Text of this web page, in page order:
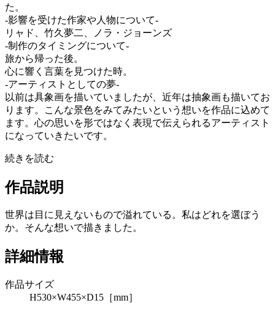
た。
-影響を受けた作家や人物について-
リャド、竹久夢二、ノラ・ジョーンズ
-制作のタイミングについて-
旅から帰った後。
心に響く言葉を見つけた時。
-アーティストとしての夢-
以前は具象画を描いていましたが、近年は抽象画も描いてお
ります。こんな景色をみてみたいという想いを作品に込めて
ます。心の思いを形ではなく表現で伝えられるアーティスト
になっていきたいです。
続きを読む
作品説明
世界は目に見えないもので溢れている。私はどれを選ぼう
か。そんな想いで描きました。
詳細情報
作品サイズ
H530×W455×D15［mm］